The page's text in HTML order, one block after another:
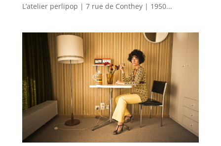
L’atelier perlipop | 7 rue de Conthey | 1950...